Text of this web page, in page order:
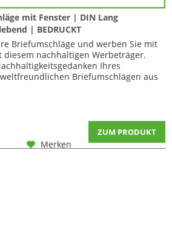
mit Fenster | DIN Lang
| BEDRUCKT
Briefumschläge und werben Sie mit
nachhaltigen Werbeträger.
Ihres
Briefumschlägen aus
ZUM PRODUKT
Merken